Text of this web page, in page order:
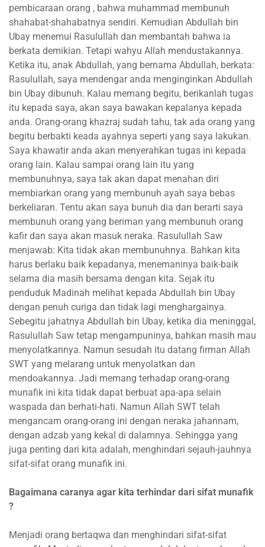
pembicaraan orang , bahwa muhammad membunuh
shahabat-shahabatnya sendiri. Kemudian Abdullah bin
Ubay menemui Rasulullah dan membantah bahwa ia
berkata demikian. Tetapi wahyu Allah mendustakannya.
Ketika itu, anak Abdullah, yang bernama Abdullah, berkata:
Rasulullah, saya mendengar anda menginginkan Abdullah
bin Ubay dibunuh. Kalau memang begitu, berikanlah tugas
itu kepada saya, akan saya bawakan kepalanya kepada
anda. Orang-orang khazraj sudah tahu, tak ada orang yang
begitu berbakti keada ayahnya seperti yang saya lakukan.
Saya khawatir anda akan menyerahkan tugas ini kepada
orang lain. Kalau sampai orang lain itu yang
membunuhnya, saya tak akan dapat menahan diri
membiarkan orang yang membunuh ayah saya bebas
berkeliaran. Tentu akan saya bunuh dia dan berarti saya
membunuh orang yang beriman yang membunuh orang
kafir dan saya akan masuk neraka. Rasulullah Saw
menjawab: Kita tidak akan membunuhnya. Bahkan kita
harus berlaku baik kepadanya, menemaninya baik-baik
selama dia masih bersama dengan kita. Sejak itu
penduduk Madinah melihat kepada Abdullah bin Ubay
dengan penuh curiga dan tidak lagi menghargainya.
Sebegitu jahatnya Abdullah bin Ubay, ketika dia meninggal,
Rasulullah Saw tetap mengampuninya, bahkan masih mau
menyolatkannya. Namun sesudah itu datang firman Allah
SWT yang melarang untuk menyolatkan dan
mendoakannya. Jadi memang terhadap orang-orang
munafik ini kita tidak dapat berbuat apa-apa selain
waspada dan berhati-hati. Namun Allah SWT telah
mengancam orang-orang ini dengan neraka jahannam,
dengan adzab yang kekal di dalamnya. Sehingga yang
juga penting dari kita adalah, menghindari sejauh-jauhnya
sifat-sifat orang munafik ini.
Bagaimana caranya agar kita terhindar dari sifat munafik
?
Menjadi orang bertaqwa dan menghindari sifat-sifat